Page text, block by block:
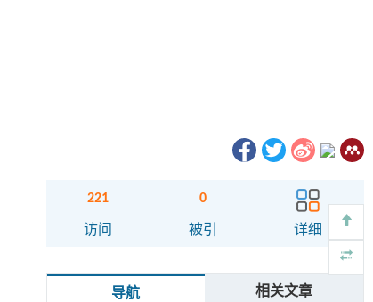
221
访问
0
被引 详细
导航 相关文章